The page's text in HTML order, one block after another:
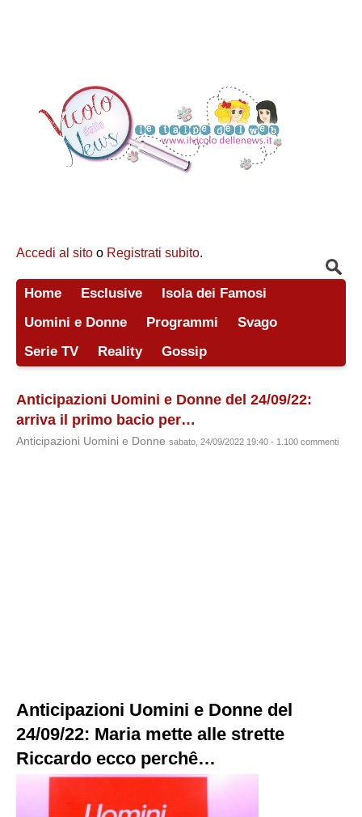
Accedi al sito o Registrati subito.
Home Esclusive
Isola dei Famosi
Uomini e Donne
Programmi
Svago
Serie TV
Reality Gossip
Anticipazioni Uomini e Donne del 24/09/22:
arriva il primo bacio per…
Anticipazioni Uomini e Donne sabato, 24/09/2022 19:40 - 1.100 commenti
Anticipazioni Uomini e Donne del
24/09/22: Maria mette alle strette
Riccardo ecco perchê…